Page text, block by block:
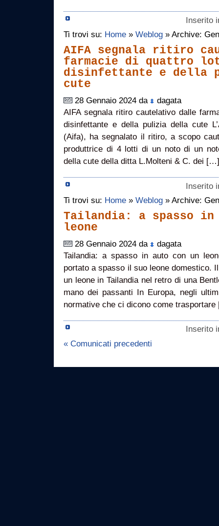
Inserito
Ti trovi su: Home » Weblog » Archive:
AIFA segnala ritiro
farmacie di quattro
disinfettante e della
cute
28 Gennaio 2024 da
dagata
AIFA segnala ritiro cautelativo dalle
disinfettante e della pulizia della cute
(Aifa), ha segnalato il ritiro, a scopo
produttrice di 4 lotti di un noto di un
della cute della ditta L.Molteni & C. dei […]
Inserito
Ti trovi su: Home » Weblog » Archive:
Tailandia: a spasso in
leone
28 Gennaio 2024 da
dagata
Tailandia: a spasso in auto con un
portato a spasso il suo leone domestico.
un leone in Tailandia nel retro di una
mano dei passanti In Europa, negli
normative che ci dicono come
Inserito
« Comunicati precedenti